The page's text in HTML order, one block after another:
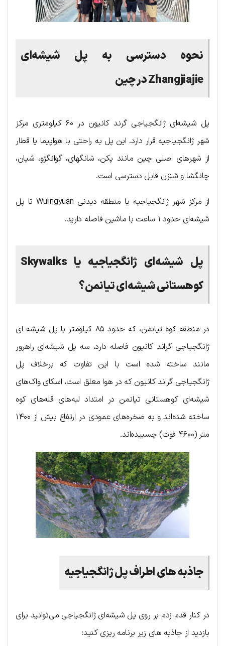
نحوه دسترسی به پل شیشه‌ای
Zhangjiajieدر چین
پل شیشه‌ای ژانگجیاجی گرند کانیون در ۶۰ کیلومتری مرکز
شهر ژانگجیاجیه قرار دارد. این پل به راحتی با هواپیما یا قطار
از شهرهای اصلی چین مانند پکن، شانگهای، گوانگژو، شیان،
چانگشا و شنزن قابل دسترسی است.
از مرکز شهر ژانگجیاجیه یا منطقه دیدنی Wulingyuan تا پل
شیشه‌ای حدود ۱ ساعت با ماشین فاصله دارید.
پل شیشه‌ای ژانگجیاجیه یا Skywalks
کوهستانی شیشه‌ای تیانمن؟
در منطقه کوه تیانمن، که حدود ۸۵ کیلومتر با پل شیشه ای
ژانگجیاجی گراند کانیون فاصله دارد، سه پل شیشه‌ای راهرور
مانند ساخته شده است با این تفاوت که برخلاف پل
ژانگجیاجی گراند کانیون که در هوا معلق است، اسکای واک‌های
شیشه‌ای کوهستانی تیانمن در امتداد لبه‌های قله‌های کوه
ساخته شده‌اند و به صخره‌های عمودی در ارتفاع بیش از ۱۴۰۰
متر (۴۶۰۰ فوت) چسبیده‌اند.
جاذبه های اطراف پل ژانگجیاجیه
در کنار قدم زدم بر روی پل شیشه‌ای ژانگجیاجی می‌توانید برای
بازدید از جاذبه های زیر برنامه ریزی کنید: